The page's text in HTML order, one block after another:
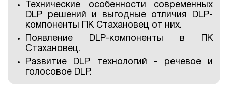
1Cофт
Технические особенности современных
DLP решений и выгодные отличия DLP-
компоненты ПК Стахановец от них.
Появление DLP-компоненты в ПК
Стахановец.
Развитие DLP технологий - речевое и
голосовое DLP.